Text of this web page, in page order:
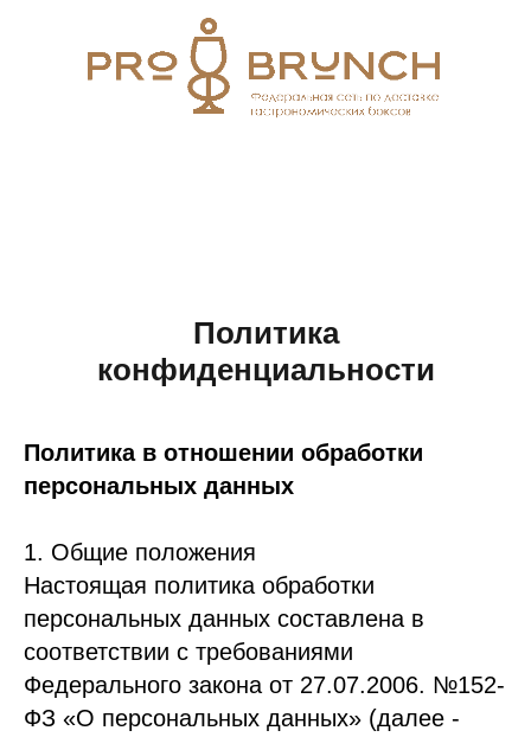
Политика
конфиденциальности
Политика в отношении обработки
персональных данных
1. Общие положения
Настоящая политика обработки
персональных данных составлена в
соответствии с требованиями
Федерального закона от 27.07.2006. №152-
ФЗ «О персональных данных» (далее -